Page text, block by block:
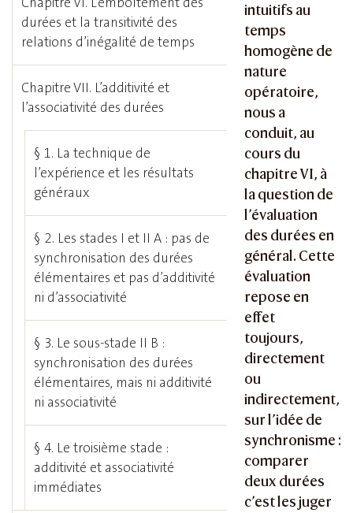
intuitifs au
temps
homogène de
nature
opératoire,
nous a
conduit, au
cours du
chapitre VI, à
la question de
l’évaluation
des durées en
général. Cette
évaluation
repose en
effet
toujours,
directement
ou
indirectement,
sur l’idée de
synchronisme :
comparer
deux durées
c’est les juger
durées et la transitivité des
relations d’inégalité de temps
Chapitre VII. L’additivité et
l’associativité des durées
§ 1. La technique de
l’expérience et les résultats
généraux
§ 2. Les stades I et II A : pas de
synchronisation des durées
élémentaires et pas d’additivité
ni d’associativité
§ 3. Le sous-stade II B :
synchronisation des durées
élémentaires, mais ni additivité
ni associativité
§ 4. Le troisième stade :
additivité et associativité
immédiates